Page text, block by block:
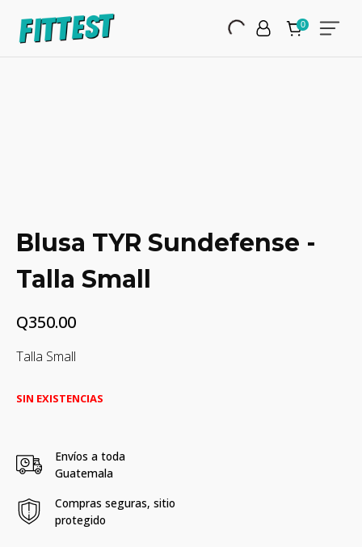
Blusa TYR Sundefense -
Talla Small
Q350.00
Talla Small
SIN EXISTENCIAS
Envíos a toda
Guatemala
Compras seguras, sitio
protegido